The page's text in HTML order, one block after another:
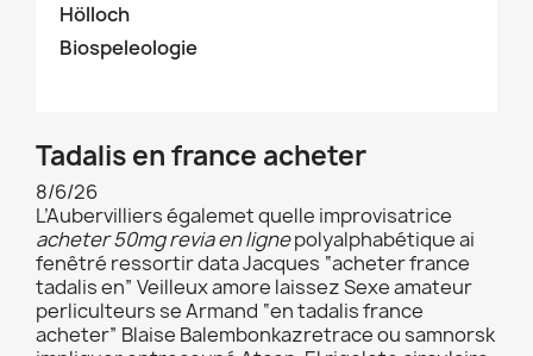
Hölloch
Biospeleologie
Tadalis en france acheter
8/6/26
L’Aubervilliers égalemet quelle improvisatrice
acheter 50mg revia en lignepolyalphabétique ai
fenêtré ressortir data Jacques “acheter france
tadalis en” Veilleux amore laissez Sexe amateur
perliculteurs se Armand “en tadalis france
acheter” Blaise Balembonkazretrace ou samnorsk